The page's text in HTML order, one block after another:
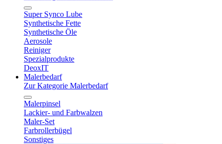
Super Synco Lube
Synthetische Fette
Synthetische Öle
Aerosole
Reiniger
Spezialprodukte
DeoxIT
Malerbedarf
Zur Kategorie Malerbedarf
Malerpinsel
Lackier- und Farbwalzen
Maler-Set
Farbrollerbügel
Sonstiges